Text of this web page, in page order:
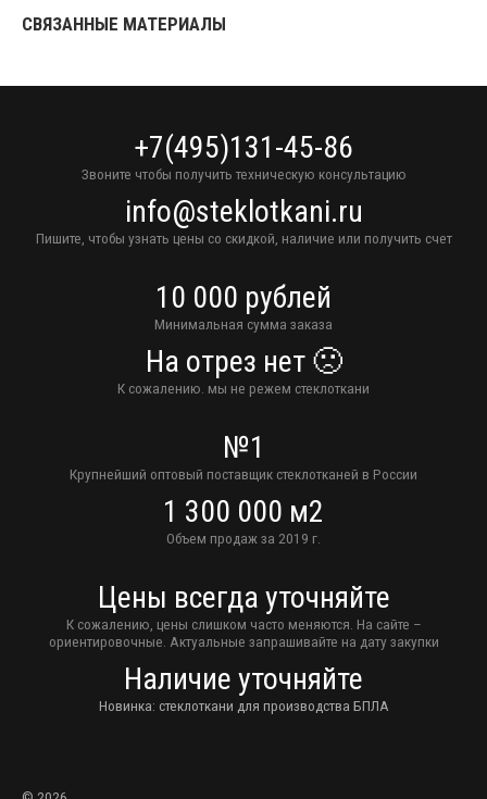
СВЯЗАННЫЕ МАТЕРИАЛЫ
+7(495)131-45-86
Звоните чтобы получить техническую консультацию
info@steklotkani.ru
Пишите, чтобы узнать цены со скидкой, наличие или получить счет
10 000 рублей
Минимальная сумма заказа
На отрез нет 🙁
К сожалению. мы не режем стеклоткани
№1
Крупнейший оптовый поставщик стеклотканей в России
1 300 000 м2
Объем продаж за 2019 г.
Цены всегда уточняйте
К сожалению, цены слишком часто меняются. На сайте –
ориентировочные. Актуальные запрашивайте на дату закупки
Наличие уточняйте
Новинка: стеклоткани для производства БПЛА